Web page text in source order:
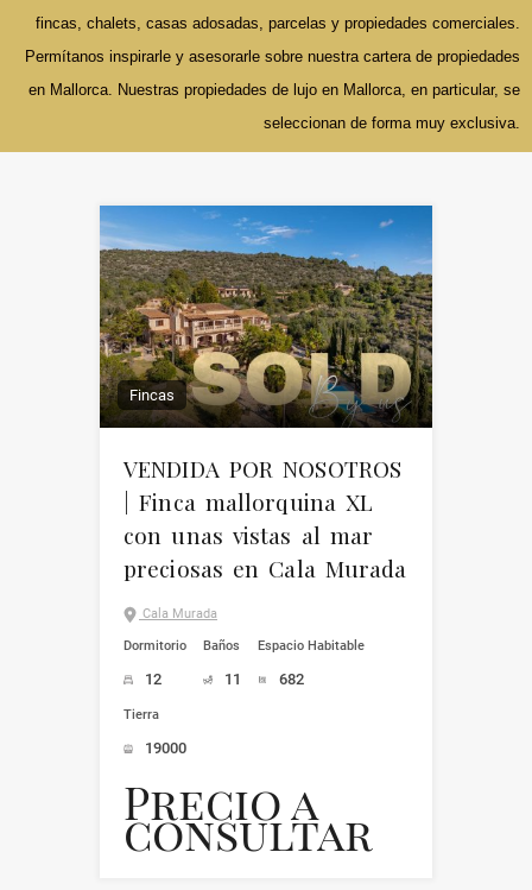
fincas, chalets, casas adosadas, parcelas y propiedades comerciales.
Permítanos inspirarle y asesorarle sobre nuestra cartera de propiedades
en Mallorca. Nuestras propiedades de lujo en Mallorca, en particular, se
seleccionan de forma muy exclusiva.
Fincas
VENDIDA POR NOSOTROS
| Finca mallorquina XL
con unas vistas al mar
preciosas en Cala Murada
Cala Murada
Dormitorio
12
Baños
11
Espacio Habitable
682
Tierra
19000
Precio a
consultar